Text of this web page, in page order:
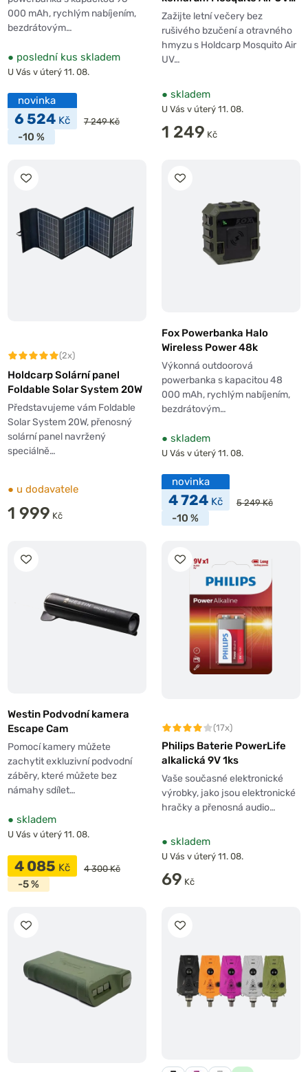
000 mAh, rychlým nabíjením,
bezdrátovým…
● poslední kus skladem
U Vás v úterý 11. 08.
novinka
6 524 Kč 7 249 Kč
-10 %
Lamp
Zažijte letní večery bez
rušivého bzučení a otravného
hmyzu s Holdcarp Mosquito Air
UV…
● skladem
U Vás v úterý 11. 08.
1 249 Kč
(2x)
Holdcarp Solární panel
Foldable Solar System 20W
Představujeme vám Foldable
Solar System 20W, přenosný
solární panel navržený
speciálně…
● u dodavatele
1 999 Kč
Fox Powerbanka Halo
Wireless Power 48k
Výkonná outdoorová
powerbanka s kapacitou 48
000 mAh, rychlým nabíjením,
bezdrátovým…
● skladem
U Vás v úterý 11. 08.
novinka
4 724 Kč 5 249 Kč
-10 %
Westin Podvodní kamera
Escape Cam
Pomocí kamery můžete
zachytit exkluzivní podvodní
záběry, které můžete bez
námahy sdílet…
● skladem
U Vás v úterý 11. 08.
4 085 Kč 4 300 Kč
-5 %
(17x)
Philips Baterie PowerLife
alkalická 9V 1ks
Vaše současné elektronické
výrobky, jako jsou elektronické
hračky a přenosná audio…
● skladem
U Vás v úterý 11. 08.
69 Kč